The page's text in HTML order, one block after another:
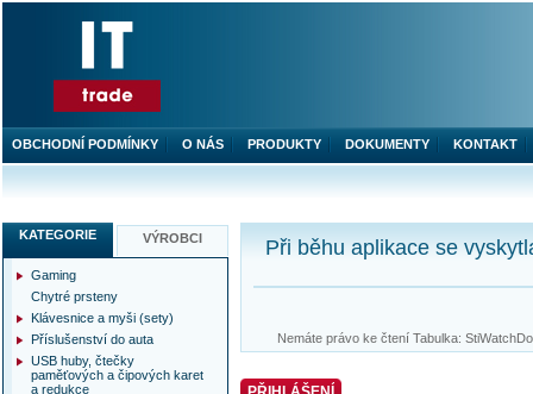
Při běhu aplikace se
Nemáte právo ke čtení Tabulka:
KATEGORIE VÝROBCI
Gaming
Chytré prsteny
Klávesnice a myši (sety)
Příslušenství do auta
USB huby, čtečky
paměťových a čipových karet
a redukce
OBCHODNÍ PODMÍNKY O NÁS PRODUKTY DOKUMENTY KONTAKT